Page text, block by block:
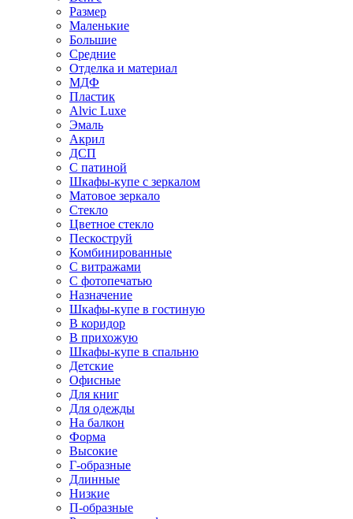
Размер
Маленькие
Большие
Средние
Отделка и материал
МДФ
Пластик
Alvic Luxe
Эмаль
Акрил
ДСП
С патиной
Шкафы-купе с зеркалом
Матовое зеркало
Стекло
Цветное стекло
Пескоструй
Комбинированные
С витражами
С фотопечатью
Назначение
Шкафы-купе в гостиную
В коридор
В прихожую
Шкафы-купе в спальню
Детские
Офисные
Для книг
Для одежды
На балкон
Форма
Высокие
Г-образные
Длинные
Низкие
П-образные